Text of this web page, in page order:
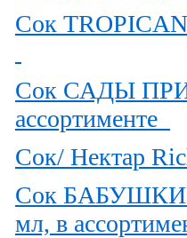
Сок
Сок САДЫ
ассортименте
Сок/ Нектар
Сок
мл, в